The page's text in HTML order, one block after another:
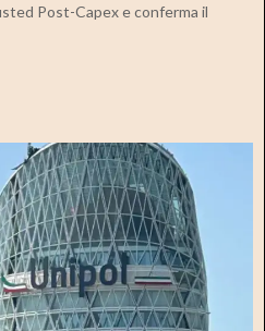
Post-Capex e conferma il